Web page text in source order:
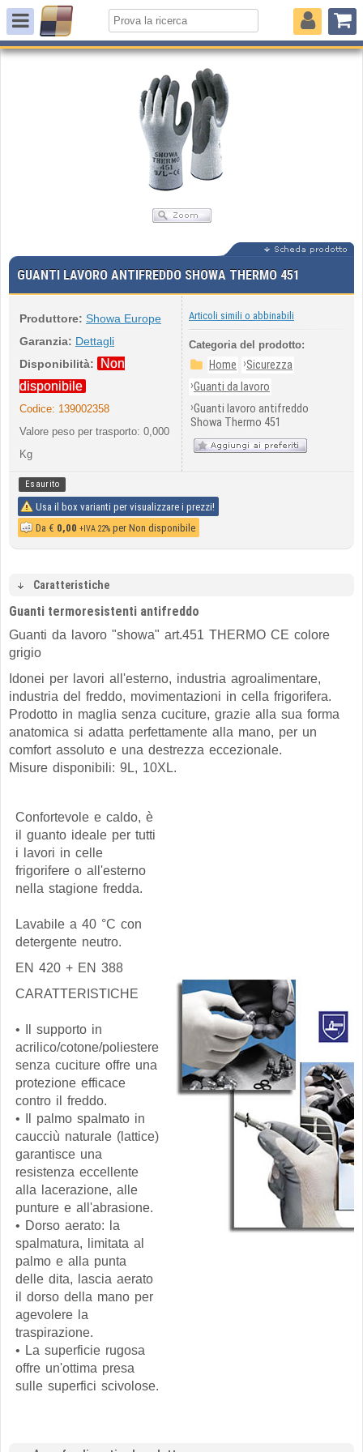
GUANTI LAVORO ANTIFREDDO SHOWA THERMO 451
Produttore: Showa Europe
Garanzia: Dettagli
Disponibilità:
Non
disponibile
Codice: 139002358
Valore peso per trasporto: 0,000
Kg
Articoli simili o abbinabili
Categoria del prodotto:
Home ›Sicurezza
›Guanti da lavoro
›Guanti lavoro antifreddo
Showa Thermo 451
Esaurito
Usa il box varianti per visualizzare i prezzi!
Da € 0,00 +IVA 22% per Non disponibile
Caratteristiche
Guanti termoresistenti antifreddo
Guanti da lavoro "showa" art.451 THERMO CE colore
grigio
Idonei per lavori all'esterno, industria agroalimentare,
industria del freddo, movimentazioni in cella frigorifera.
Prodotto in maglia senza cuciture, grazie alla sua forma
anatomica si adatta perfettamente alla mano, per un
comfort assoluto e una destrezza eccezionale.
Misure disponibili: 9L, 10XL.
Confortevole e caldo, è
il guanto ideale per tutti
i lavori in celle
frigorifere o all'esterno
nella stagione fredda.
Lavabile a 40 °C con
detergente neutro.
EN 420 + EN 388
CARATTERISTICHE
• Il supporto in
acrilico/cotone/poliestere
senza cuciture offre una
protezione efficace
contro il freddo.
• Il palmo spalmato in
caucciù naturale (lattice)
garantisce una
resistenza eccellente
alla lacerazione, alle
punture e all'abrasione.
• Dorso aerato: la
spalmatura, limitata al
palmo e alla punta
delle dita, lascia aerato
il dorso della mano per
agevolere la
traspirazione.
• La superficie rugosa
offre un'ottima presa
sulle superfici scivolose.